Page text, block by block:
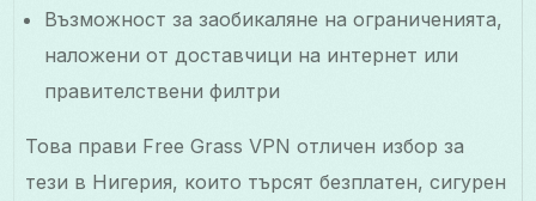
Възможност за заобикаляне на ограниченията,
наложени от доставчици на интернет или
правителствени филтри
Това прави Free Grass VPN отличен избор за
тези в Нигерия, които търсят безплатен, сигурен